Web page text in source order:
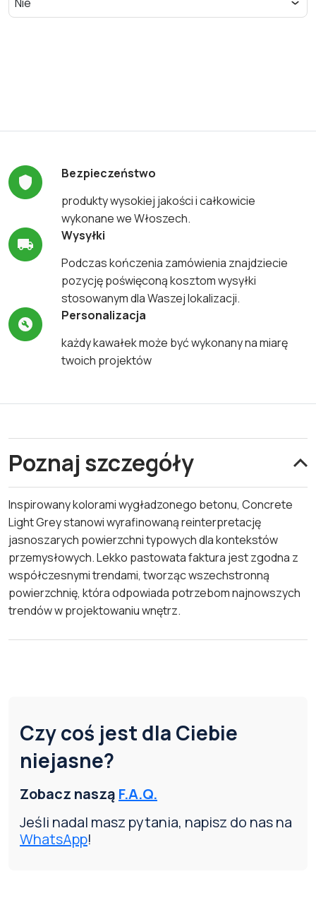
Bezpieczeństwo
produkty wysokiej jakości i całkowicie
wykonane we Włoszech.
Wysyłki
Podczas kończenia zamówienia znajdziecie
pozycję poświęconą kosztom wysyłki
stosowanym dla Waszej lokalizacji.
Personalizacja
każdy kawałek może być wykonany na miarę
twoich projektów
Poznaj szczegóły
Inspirowany kolorami wygładzonego betonu, Concrete
Light Grey stanowi wyrafinowaną reinterpretację
jasnoszarych powierzchni typowych dla kontekstów
przemysłowych. Lekko pastowata faktura jest zgodna z
współczesnymi trendami, tworząc wszechstronną
powierzchnię, która odpowiada potrzebom najnowszych
trendów w projektowaniu wnętrz.
Czy coś jest dla Ciebie
niejasne?
Zobacz naszą F.A.Q.
Jeśli nadal masz pytania, napisz do nas na
WhatsApp!